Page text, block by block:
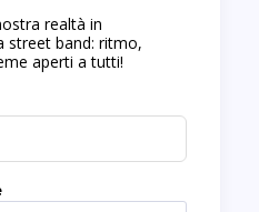
realtà in
street band: ritmo,
aperti a tutti!